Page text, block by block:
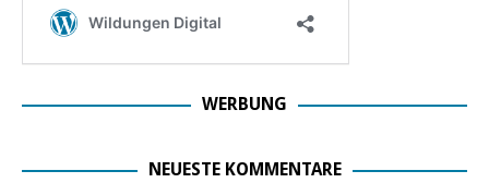
WERBUNG
NEUESTE KOMMENTARE